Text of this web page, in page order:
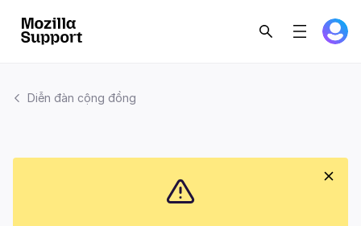
Diễn đàn cộng đồng